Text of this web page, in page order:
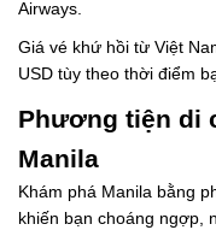
Airways.
Giá vé khứ hồi từ Việt
USD tùy theo thời điểm
Phương tiện di
Manila
Khám phá Manila bằng
khiến bạn choáng ngợp,